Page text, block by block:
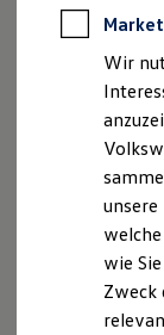
Wir
wie
Zweck